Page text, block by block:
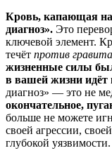
Кровь, капающая на
диагноз». Это
ключевой элемент.
течёт против
жизненные силы
в вашей жизни идёт
диагноз» — это не
окончательное,
больше не можете
своей агрессии,
глубокой уязвимости.